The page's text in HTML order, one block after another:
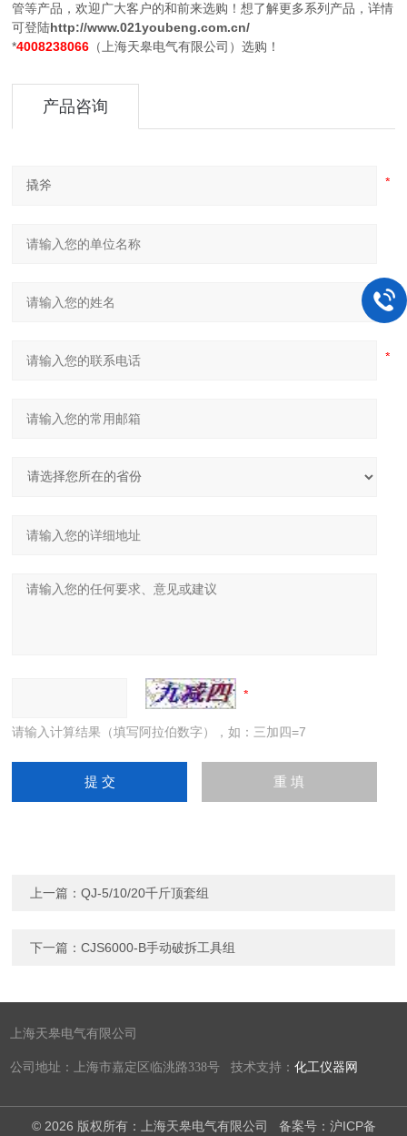
管等产品，欢迎广大客户的和前来选购！想了解更多系列产品，详情
可登陆http://www.021youbeng.com.cn/
*4008238066 （上海天皋电气有限公司）选购！
产品咨询
请输入计算结果（填写阿拉伯数字），如：三加四=7
上一篇：QJ-5/10/20千斤顶套组
下一篇：CJS6000-B手动破拆工具组
上海天皋电气有限公司
公司地址：上海市嘉定区临洮路338号 技术支持：化工仪器网
© 2026 版权所有：上海天皋电气有限公司 备案号：沪ICP备